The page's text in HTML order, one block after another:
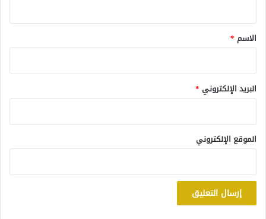
*
الاسم *
البريد الإلكتروني *
الموقع الإلكتروني